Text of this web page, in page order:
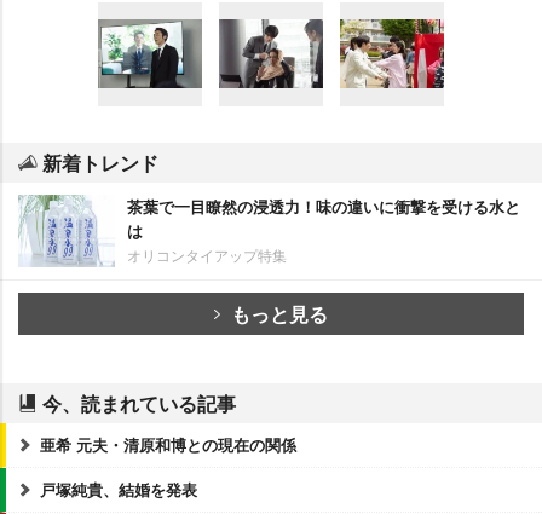
新着トレンド
茶葉で一目瞭然の浸透力！味の違いに衝撃を受ける水と
は
オリコンタイアップ特集
もっと見る
今、読まれている記事
亜希 元夫・清原和博との現在の関係
戸塚純貴、結婚を発表